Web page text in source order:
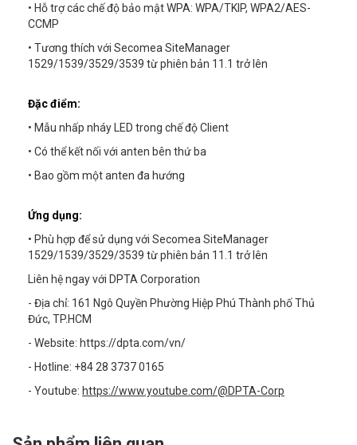
• Hỗ trợ các chế độ bảo mật WPA: WPA/TKIP, WPA2/AES-
CCMP
• Tương thích với Secomea SiteManager
1529/1539/3529/3539 từ phiên bản 11.1 trở lên
Đặc điểm:
• Mẫu nhấp nháy LED trong chế độ Client
• Có thể kết nối với anten bên thứ ba
• Bao gồm một anten đa hướng
Ứng dụng:
• Phù hợp để sử dụng với Secomea SiteManager
1529/1539/3529/3539 từ phiên bản 11.1 trở lên
Liên hệ ngay với DPTA Corporation
- Địa chỉ: 161 Ngô Quyền Phường Hiệp Phú Thành phố Thủ
Đức, TP.HCM
- Website: https://dpta.com/vn/
- Hotline: +84 28 3737 0165
- Youtube: https://www.youtube.com/@DPTA-Corp